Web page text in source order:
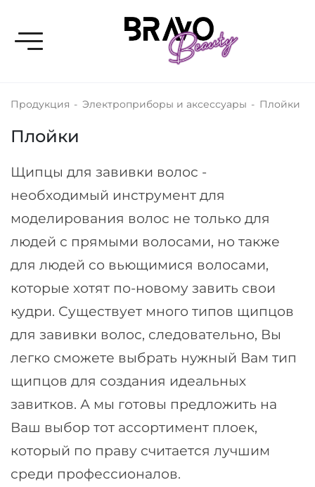
Toggle navigation
Продукция - Электроприборы и аксессуары - Плойки
Плойки
Щипцы для завивки волос -
необходимый инструмент для
моделирования волос не только для
людей с прямыми волосами, но также
для людей со вьющимися волосами,
которые хотят по-новому завить свои
кудри. Существует много типов щипцов
для завивки волос, следовательно, Вы
легко сможете выбрать нужный Вам тип
щипцов для создания идеальных
завитков. А мы готовы предложить на
Ваш выбор тот ассортимент плоек,
который по праву считается лучшим
среди профессионалов.